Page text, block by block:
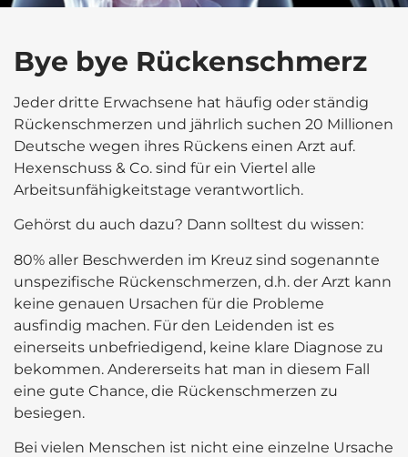
Bye bye Rückenschmerz
Jeder dritte Erwachsene hat häufig oder ständig
Rückenschmerzen und jährlich suchen 20 Millionen
Deutsche wegen ihres Rückens einen Arzt auf.
Hexenschuss & Co. sind für ein Viertel alle
Arbeitsunfähigkeitstage verantwortlich.
Gehörst du auch dazu? Dann solltest du wissen:
80% aller Beschwerden im Kreuz sind sogenannte
unspezifische Rückenschmerzen, d.h. der Arzt kann
keine genauen Ursachen für die Probleme
ausfindig machen. Für den Leidenden ist es
einerseits unbefriedigend, keine klare Diagnose zu
bekommen. Andererseits hat man in diesem Fall
eine gute Chance, die Rückenschmerzen zu
besiegen.
Bei vielen Menschen ist nicht eine einzelne Ursache